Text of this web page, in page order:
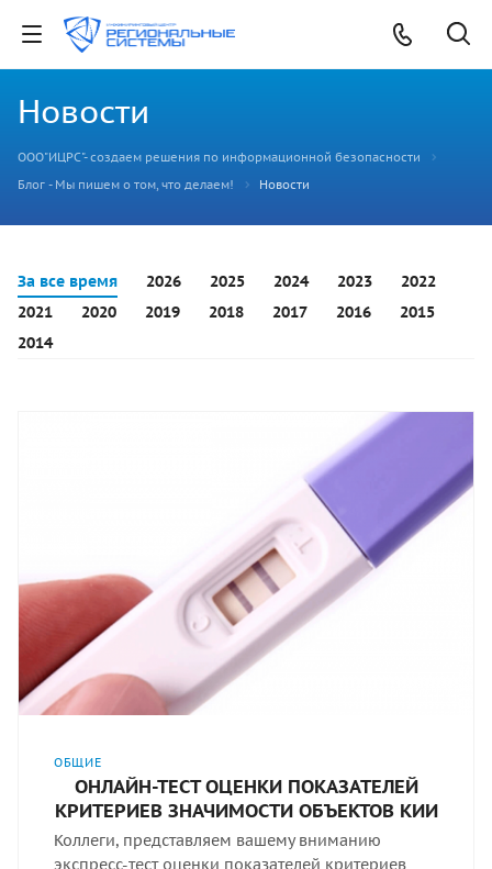
Новости
ООО"ИЦРС"- создаем решения по информационной безопасности
Блог - Мы пишем о том, что делаем!
Новости
За все время 2026 2025 2024 2023
2022
2021
2020 2019 2018 2017 2016
2015
2014
ОБЩИЕ
ОНЛАЙН-ТЕСТ ОЦЕНКИ ПОКАЗАТЕЛЕЙ
КРИТЕРИЕВ ЗНАЧИМОСТИ ОБЪЕКТОВ КИИ
Коллеги, представляем вашему вниманию
экспресс-тест оценки показателей критериев